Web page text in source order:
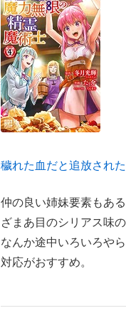
穢れた血だと追放され
仲の良い姉妹要素もあ
ざまあ目のシリアス味
なんか途中いろいろや
対応がおすすめ。